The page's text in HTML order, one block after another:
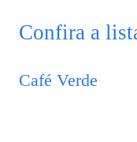
Confira a
Café Verde